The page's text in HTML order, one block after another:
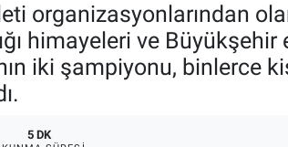
organizasyonlarından
himayeleri ve
iki şampiyonu, binlerce
5 DK